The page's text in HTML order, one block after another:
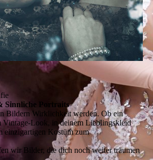
Sinnliche Portraits
Bildern Wirklichkeit werden. Ob ein
Vintage-Look, in deinem Lieblingskleid
einzigartigen Kostüm zum
wir Bilder, die dich noch weiter träumen